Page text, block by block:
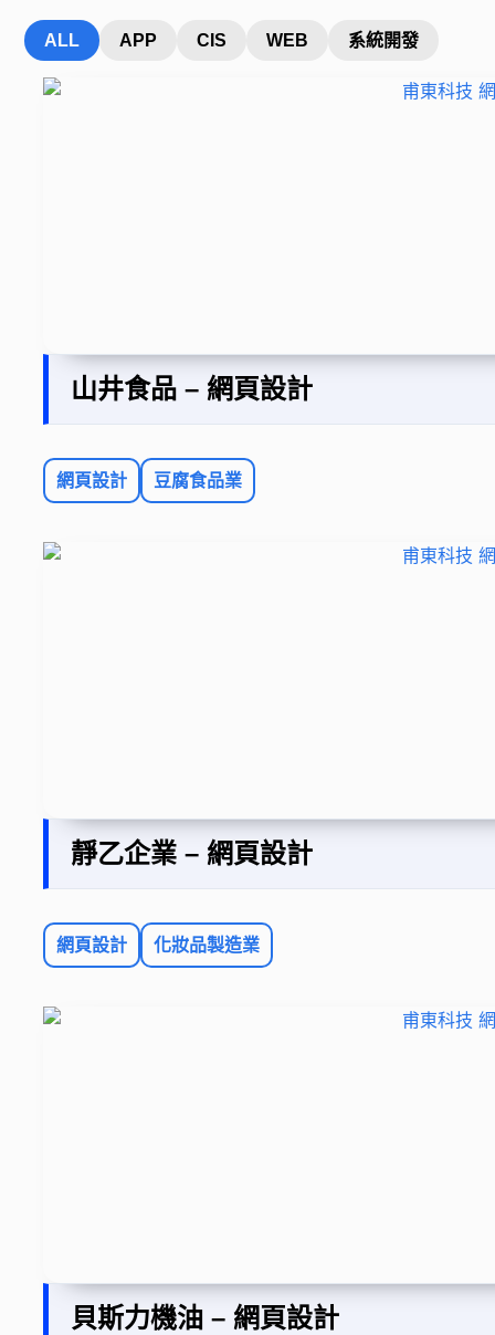
APP CIS WEB 系統開發
ALL
山井食品 – 網頁設計
網頁設計 豆腐食品業
靜乙企業 – 網頁設計
網頁設計 化妝品製造業
貝斯力機油 – 網頁設計